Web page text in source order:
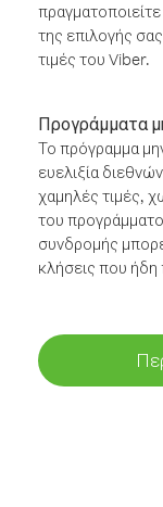
της επιλογής
τιμές του Viber.
Προγράμματα
Το πρόγραμμα
ευελιξία
χαμηλές τιμές,
του
συνδρομής
κλήσεις που ήδη